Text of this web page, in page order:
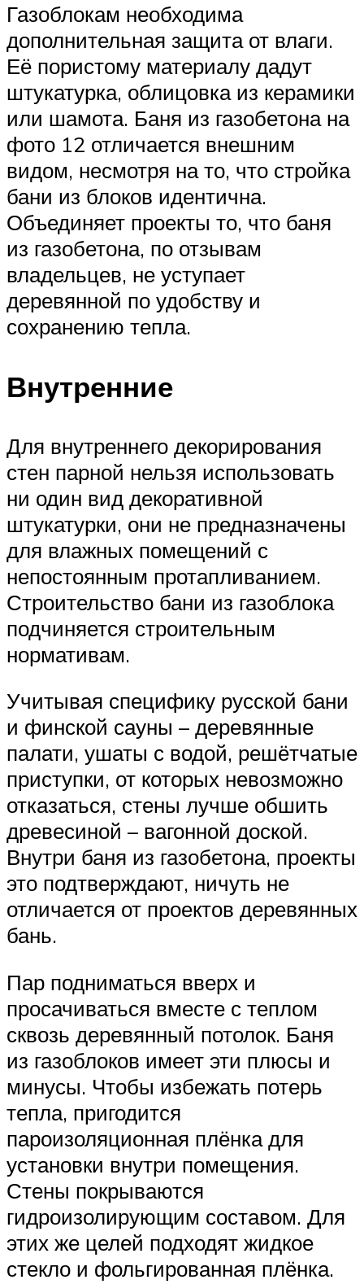
Газоблокам необходима
дополнительная защита от влаги.
Её пористому материалу дадут
штукатурка, облицовка из керамики
или шамота. Баня из газобетона на
фото 12 отличается внешним
видом, несмотря на то, что стройка
бани из блоков идентична.
Объединяет проекты то, что баня
из газобетона, по отзывам
владельцев, не уступает
деревянной по удобству и
сохранению тепла.
Внутренние
Для внутреннего декорирования
стен парной нельзя использовать
ни один вид декоративной
штукатурки, они не предназначены
для влажных помещений с
непостоянным протапливанием.
Строительство бани из газоблока
подчиняется строительным
нормативам.
Учитывая специфику русской бани
и финской сауны – деревянные
палати, ушаты с водой, решётчатые
приступки, от которых невозможно
отказаться, стены лучше обшить
древесиной – вагонной доской.
Внутри баня из газобетона, проекты
это подтверждают, ничуть не
отличается от проектов деревянных
бань.
Пар подниматься вверх и
просачиваться вместе с теплом
сквозь деревянный потолок. Баня
из газоблоков имеет эти плюсы и
минусы. Чтобы избежать потерь
тепла, пригодится
пароизоляционная плёнка для
установки внутри помещения.
Стены покрываются
гидроизолирующим составом. Для
этих же целей подходят жидкое
стекло и фольгированная плёнка.